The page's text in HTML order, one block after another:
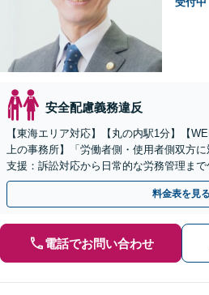
安全配慮義務違反
【東海エリア対応】【丸の内駅1分】【
上の事務所】「労働者側・使用者側双方
支援：訴訟対応から日常的な労務管理ま
側：残業代請求や退職など対応」【休日
料金表を見る
電話でお問い合わせ